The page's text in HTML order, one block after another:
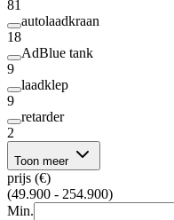
81
autolaadkraan
18
AdBlue tank
9
laadklep
9
retarder
2
Toon meer
prijs (€)
(49.900 - 254.900)
Min.